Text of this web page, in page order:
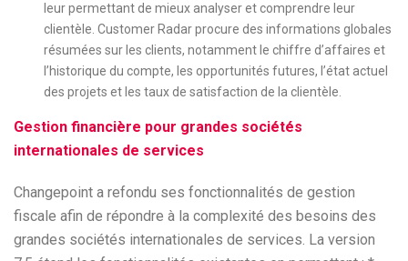
leur permettant de mieux analyser et comprendre leur
clientèle. Customer Radar procure des informations globales
résumées sur les clients, notamment le chiffre d’affaires et
l’historique du compte, les opportunités futures, l’état actuel
des projets et les taux de satisfaction de la clientèle.
Gestion financière pour grandes sociétés
internationales de services
Changepoint a refondu ses fonctionnalités de gestion
fiscale afin de répondre à la complexité des besoins des
grandes sociétés internationales de services. La version